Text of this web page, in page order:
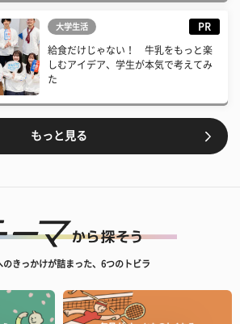
大学生活 PR
給食だけじゃない！ 牛乳をもっと楽
しむアイデア、学生が本気で考えてみ
た
もっと見る
のきっかけが詰まった、6つのトビラ